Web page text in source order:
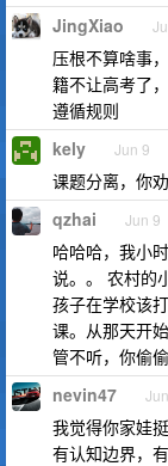
JingXiao
压根不算啥事
籍不让高考了
遵循规则
kely Jun 9
课题分离，你
qzhai Jun 9
哈哈哈，我小
说。。 农村的
孩子在学校该
课。从那天开
管不听，你偷
nevin47
我觉得你家娃
有认知边界，